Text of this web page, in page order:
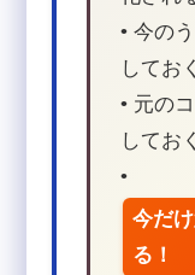
• 今の
しておく
• 元の
しておく
•
今だ
る！